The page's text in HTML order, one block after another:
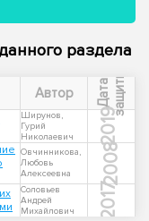
раздела
Автор Д
а
т
а
з
а
щ
и
т ы
Ширунов,
Гурий
Николаевич
2019
Овчинникова,
Любовь
Алексеевна
2008
Соловьев
Андрей
Михайлович
2017